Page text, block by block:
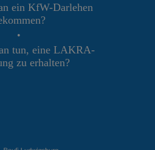
ein KfW-Darlehen
•
tun, eine LAKRA-
zu erhalten?